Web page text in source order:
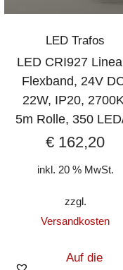
LED Trafos
LED CRI927
Flexband, 24V
22W, IP20,
5m Rolle, 350
€ 162,20
inkl. 20 % MwSt.
zzgl.
Versandkosten
Auf die